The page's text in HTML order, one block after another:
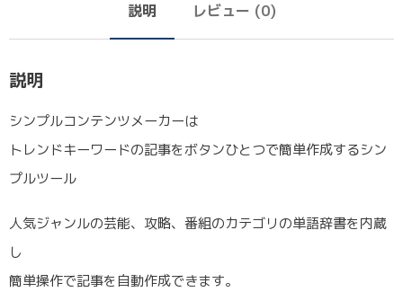
説明 レビュー (0)
説明
シンプルコンテンツメーカーは
トレンドキーワードの記事をボタンひとつで簡単作成するシン
プルツール
人気ジャンルの芸能、攻略、番組のカテゴリの単語辞書を内蔵
し
簡単操作で記事を自動作成できます。